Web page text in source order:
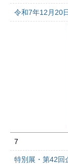
令和7年12月20
7
特別展・第42